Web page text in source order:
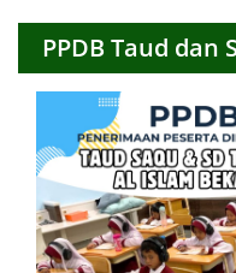
PPDB Taud dan